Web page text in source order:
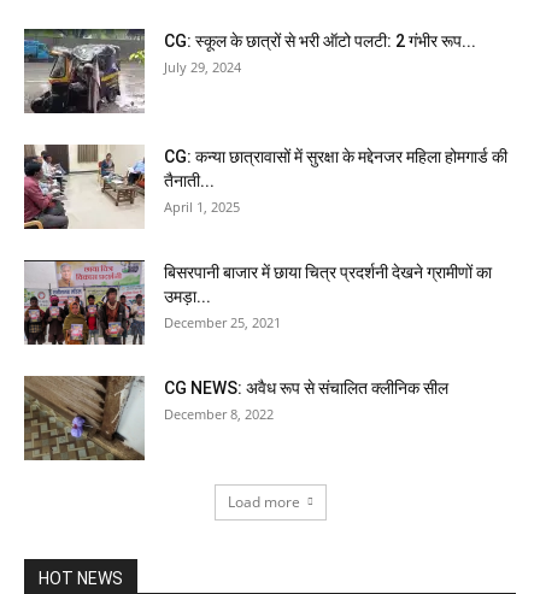
CG: स्कूल के छात्रों से भरी ऑटो पलटी: 2 गंभीर रूप...
July 29, 2024
CG: कन्या छात्रावासों में सुरक्षा के मद्देनजर महिला होमगार्ड की
तैनाती...
April 1, 2025
बिसरपानी बाजार में छाया चित्र प्रदर्शनी देखने ग्रामीणों का
उमड़ा...
December 25, 2021
CG NEWS: अवैध रूप से संचालित क्लीनिक सील
December 8, 2022
Load more
HOT NEWS